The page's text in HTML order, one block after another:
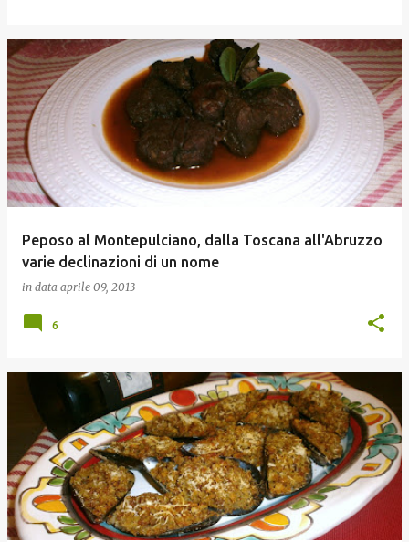
Peposo al Montepulciano, dalla Toscana all'Abruzzo
varie declinazioni di un nome
in data aprile 09, 2013
6